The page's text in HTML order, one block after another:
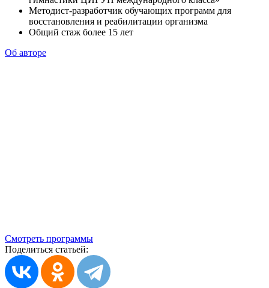
Методист-разработчик обучающих программ для
восстановления и реабилитации организма
Общий стаж более 15 лет
Об авторе
Смотреть программы
Поделиться статьей: